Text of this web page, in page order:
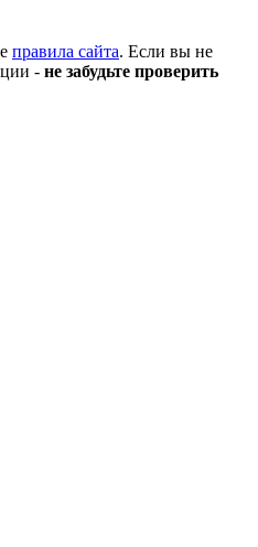
правила сайта. Если вы не
- не забудьте проверить